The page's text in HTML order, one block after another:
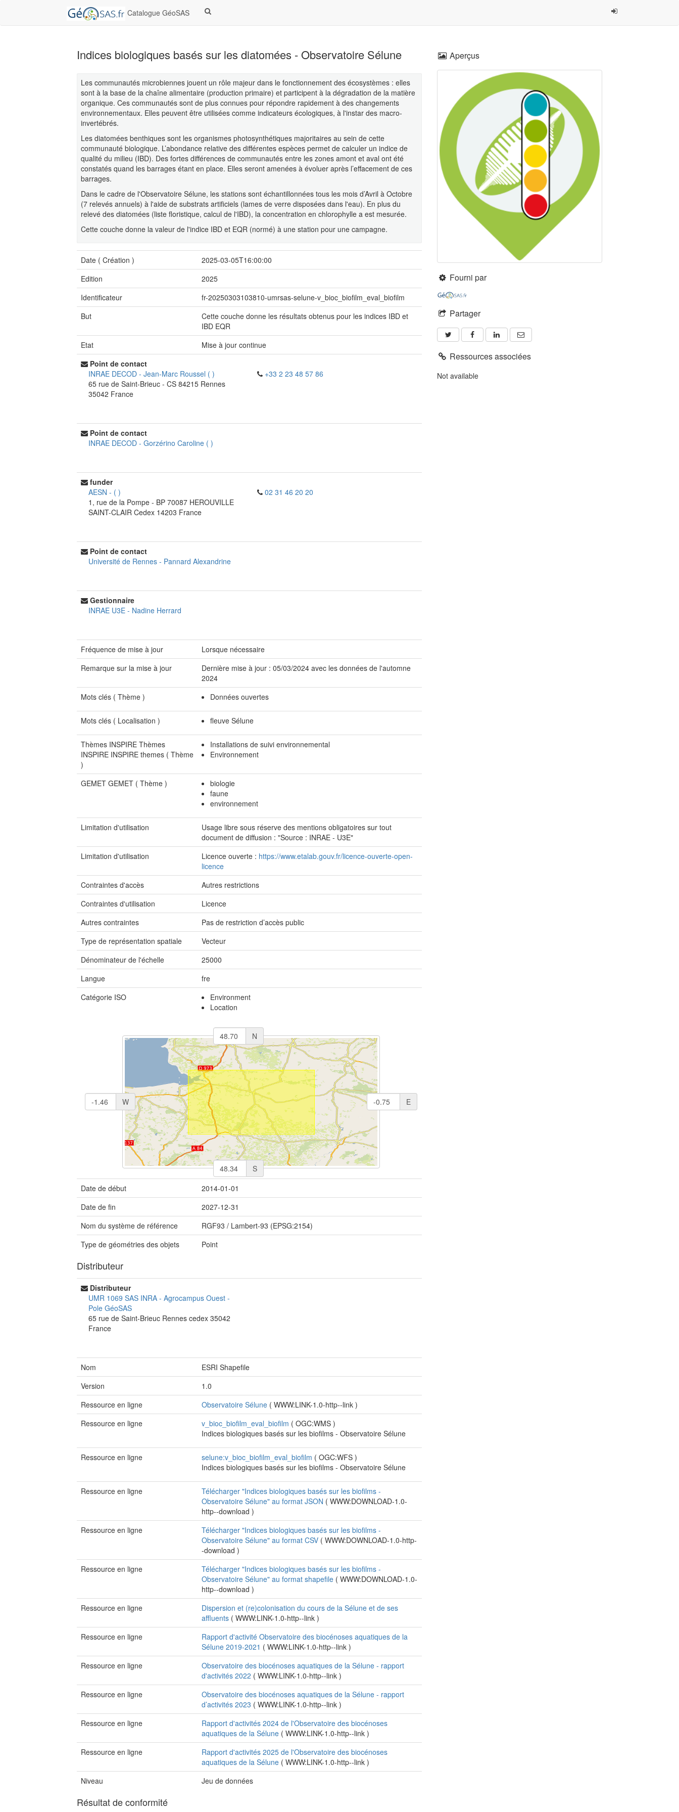
Catalogue GéoSAS
Indices biologiques basés sur les diatomées - Observatoire Sélune
Les communautés microbiennes jouent un rôle majeur dans le fonctionnement des écosystèmes : elles
sont à la base de la chaîne alimentaire (production primaire) et participent à la dégradation de la matière
organique. Ces communautés sont de plus connues pour répondre rapidement à des changements
environnementaux. Elles peuvent être utilisées comme indicateurs écologiques, à l'instar des macro-
invertébrés.
Les diatomées benthiques sont les organismes photosynthétiques majoritaires au sein de cette
communauté biologique. L’abondance relative des différentes espèces permet de calculer un indice de
qualité du milieu (IBD). Des fortes différences de communautés entre les zones amont et aval ont été
constatés quand les barrages étant en place. Elles seront amenées à évoluer après l’effacement de ces
barrages.
Dans le cadre de l'Observatoire Sélune, les stations sont échantillonnées tous les mois d’Avril à Octobre
(7 relevés annuels) à l'aide de substrats artificiels (lames de verre disposées dans l'eau). En plus du
relevé des diatomées (liste floristique, calcul de l'IBD), la concentration en chlorophylle a est mesurée.
Cette couche donne la valeur de l'indice IBD et EQR (normé) à une station pour une campagne.
Date ( Création )
2025-03-05T16:00:00
Edition
2025
Identificateur
fr-20250303103810-umrsas-selune-v_bioc_biofilm_eval_biofilm
But
Cette couche donne les résultats obtenus pour les indices IBD et
IBD EQR
Etat
Mise à jour continue
Point de contact
INRAE DECOD - Jean-Marc Roussel ( )
65 rue de Saint-Brieuc - CS 84215 Rennes
35042 France
+33 2 23 48 57 86
Point de contact
INRAE DECOD - Gorzérino Caroline ( )
funder
AESN - ( )
1, rue de la Pompe - BP 70087 HEROUVILLE
SAINT-CLAIR Cedex 14203 France
02 31 46 20 20
Point de contact
Université de Rennes - Pannard Alexandrine
Gestionnaire
INRAE U3E - Nadine Herrard
Fréquence de mise à jour
Lorsque nécessaire
Remarque sur la mise à jour
Dernière mise à jour : 05/03/2024 avec les données de l'automne
2024
Mots clés ( Thème ) Données ouvertes
Mots clés ( Localisation ) fleuve Sélune
Thèmes INSPIRE Thèmes
INSPIRE INSPIRE themes ( Thème
)
Installations de suivi environnemental
Environnement
GEMET GEMET ( Thème )
biologie
faune
environnement
Limitation d'utilisation
Usage libre sous réserve des mentions obligatoires sur tout
document de diffusion : "Source : INRAE - U3E"
Limitation d'utilisation
Licence ouverte : https://www.etalab.gouv.fr/licence-ouverte-open-
licence
Contraintes d'accès
Autres restrictions
Contraintes d'utilisation
Licence
Autres contraintes
Pas de restriction d’accès public
Type de représentation spatiale
Vecteur
Dénominateur de l'échelle
25000
Langue
fre
Catégorie ISO
Environment
Location
N
S
E
W
Date de début
2014-01-01
Date de fin
2027-12-31
Nom du système de référence
RGF93 / Lambert-93 (EPSG:2154)
Type de géométries des objets
Point
Distributeur
Distributeur
UMR 1069 SAS INRA - Agrocampus Ouest -
Pole GéoSAS
65 rue de Saint-Brieuc Rennes cedex 35042
France
Nom
ESRI Shapefile
Version
1.0
Ressource en ligne
Observatoire Sélune (WWW:LINK-1.0-http--link)
Ressource en ligne
v_bioc_biofilm_eval_biofilm (OGC:WMS)
Indices biologiques basés sur les biofilms - Observatoire Sélune
Ressource en ligne selune:v_bioc_biofilm_eval_biofilm (OGC:WFS)
Indices biologiques basés sur les biofilms - Observatoire Sélune
Ressource en ligne
Télécharger "Indices biologiques basés sur les biofilms -
Observatoire Sélune" au format JSON (WWW:DOWNLOAD-1.0-
http--download)
Ressource en ligne
Télécharger "Indices biologiques basés sur les biofilms -
Observatoire Sélune" au format CSV (WWW:DOWNLOAD-1.0-http-
-download)
Ressource en ligne
Télécharger "Indices biologiques basés sur les biofilms -
Observatoire Sélune" au format shapefile (WWW:DOWNLOAD-1.0-
http--download)
Ressource en ligne
Dispersion et (re)colonisation du cours de la Sélune et de ses
affluents (WWW:LINK-1.0-http--link)
Ressource en ligne
Rapport d'activité Observatoire des biocénoses aquatiques de la
Sélune 2019-2021 (WWW:LINK-1.0-http--link)
Ressource en ligne
Observatoire des biocénoses aquatiques de la Sélune - rapport
d'activités 2022 (WWW:LINK-1.0-http--link)
Ressource en ligne
Observatoire des biocénoses aquatiques de la Sélune - rapport
d’activités 2023 (WWW:LINK-1.0-http--link)
Ressource en ligne
Rapport d'activités 2024 de l'Observatoire des biocénoses
aquatiques de la Sélune (WWW:LINK-1.0-http--link)
Ressource en ligne
Rapport d'activités 2025 de l'Observatoire des biocénoses
aquatiques de la Sélune (WWW:LINK-1.0-http--link)
Niveau
Jeu de données
Résultat de conformité
Aperçus
Fourni par
Partager
Ressources associées
Not available